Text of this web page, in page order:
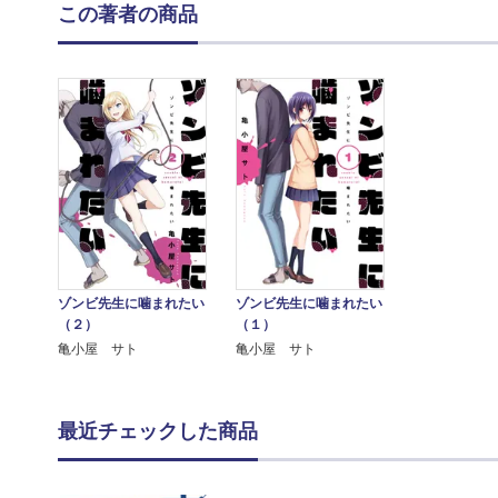
この著者の商品
ゾンビ先生に噛まれたい
（２）
亀小屋 サト
ゾンビ先生に噛まれたい
（１）
亀小屋 サト
最近チェックした商品